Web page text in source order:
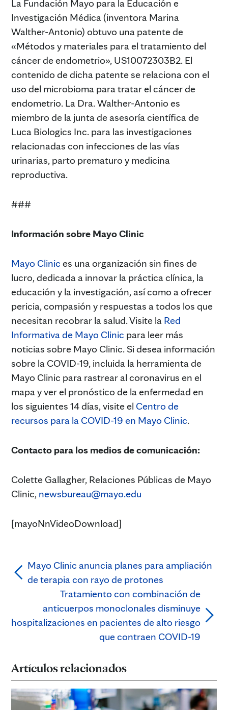
La Fundación Mayo para la Educación e
Investigación Médica (inventora Marina
Walther-Antonio) obtuvo una patente de
«Métodos y materiales para el tratamiento del
cáncer de endometrio», US10072303B2. El
contenido de dicha patente se relaciona con el
uso del microbioma para tratar el cáncer de
endometrio. La Dra. Walther-Antonio es
miembro de la junta de asesoría científica de
Luca Biologics Inc. para las investigaciones
relacionadas con infecciones de las vías
urinarias, parto prematuro y medicina
reproductiva.
###
Información sobre Mayo Clinic
Mayo Clinic es una organización sin fines de
lucro, dedicada a innovar la práctica clínica, la
educación y la investigación, así como a ofrecer
pericia, compasión y respuestas a todos los que
necesitan recobrar la salud. Visite la Red
Informativa de Mayo Clinic para leer más
noticias sobre Mayo Clinic. Si desea información
sobre la COVID-19, incluida la herramienta de
Mayo Clinic para rastrear al coronavirus en el
mapa y ver el pronóstico de la enfermedad en
los siguientes 14 días, visite el Centro de
recursos para la COVID-19 en Mayo Clinic.
Contacto para los medios de comunicación:
Colette Gallagher, Relaciones Públicas de Mayo
Clinic, newsbureau@mayo.edu
[mayoNnVideoDownload]
Mayo Clinic anuncia planes para ampliación
de terapia con rayo de protones
Tratamiento con combinación de
anticuerpos monoclonales disminuye
hospitalizaciones en pacientes de alto riesgo
que contraen COVID-19
Artículos relacionados